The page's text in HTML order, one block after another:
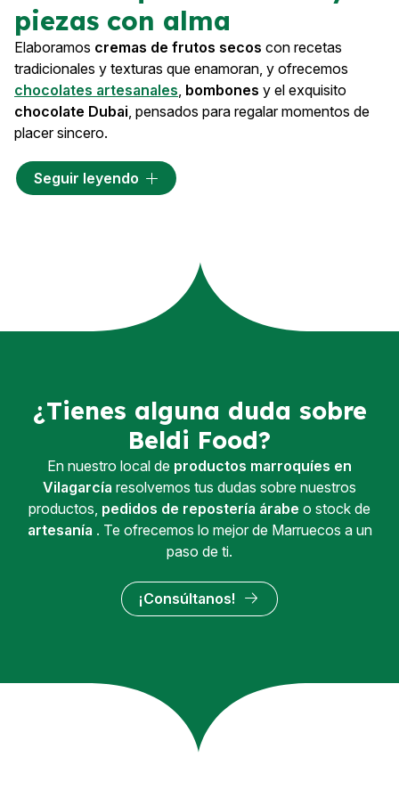
piezas con alma
Elaboramos cremas de frutos secos con recetas
tradicionales y texturas que enamoran, y ofrecemos
chocolates artesanales, bombones y el exquisito
chocolate Dubai, pensados para regalar momentos de
placer sincero.
Además, traemos la esencia de Marruecos con su
artesaníamás genuina: tajines, platos, vasos, teteras y
¿Nuestro propósito? Ofrecer productos que emocionen,
que transformen un instante cotidiano en algo especial.
Porque para nosotros, lo artesanal es una forma de vivir,
Visítanosy llévate un buen sabor… en la boca y en el
Seguir leyendo
¿Tienes alguna duda sobre
Beldi Food?
En nuestro local de productos marroquíes en
Vilagarcía resolvemos tus dudas sobre nuestros
productos, pedidos de repostería árabe o stock de
artesanía . Te ofrecemos lo mejor de Marruecos a un
paso de ti.
¡Consúltanos!